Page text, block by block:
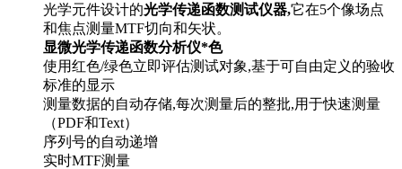
光学元件设计的光学传递函数测试仪器,它在5个像场点
和焦点测量MTF切向和矢状。
显微光学传递函数分析仪*色
使用红色/绿色立即评估测试对象,基于可自由定义的验收
标准的显示
测量数据的自动存储,每次测量后的整批,用于快速测量
（PDF和Text）
序列号的自动递增
实时MTF测量